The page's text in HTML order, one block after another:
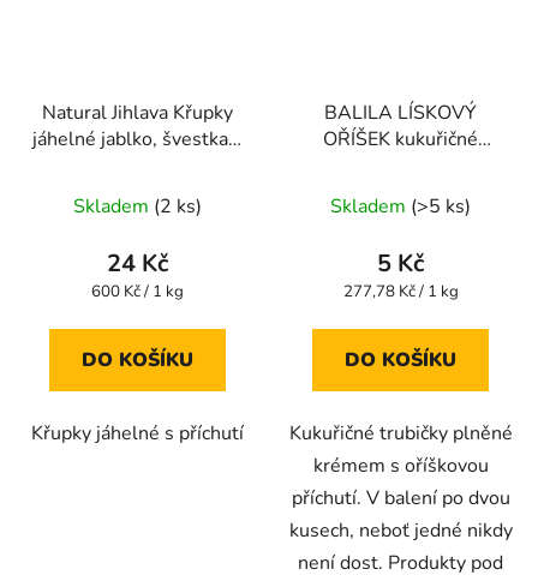
Natural Jihlava Křupky
jáhelné jablko, švestka a
Skladem (2 ks)
24 Kč
Měrná
600 Kč / 1 kg
DO KOŠÍKU
Křupky jáhelné s příchutí
BALILA LÍSKOVÝ
OŘÍŠEK kukuřičné
hodnocení
produktu
je
z
Skladem (>5 ks)
5 Kč
Měrná
277,78 Kč / 1 kg
DO KOŠÍKU
Kukuřičné trubičky plněné
krémem s oříškovou
příchutí. V balení po dvou
kusech, neboť jedné nikdy
není dost. Produkty pod